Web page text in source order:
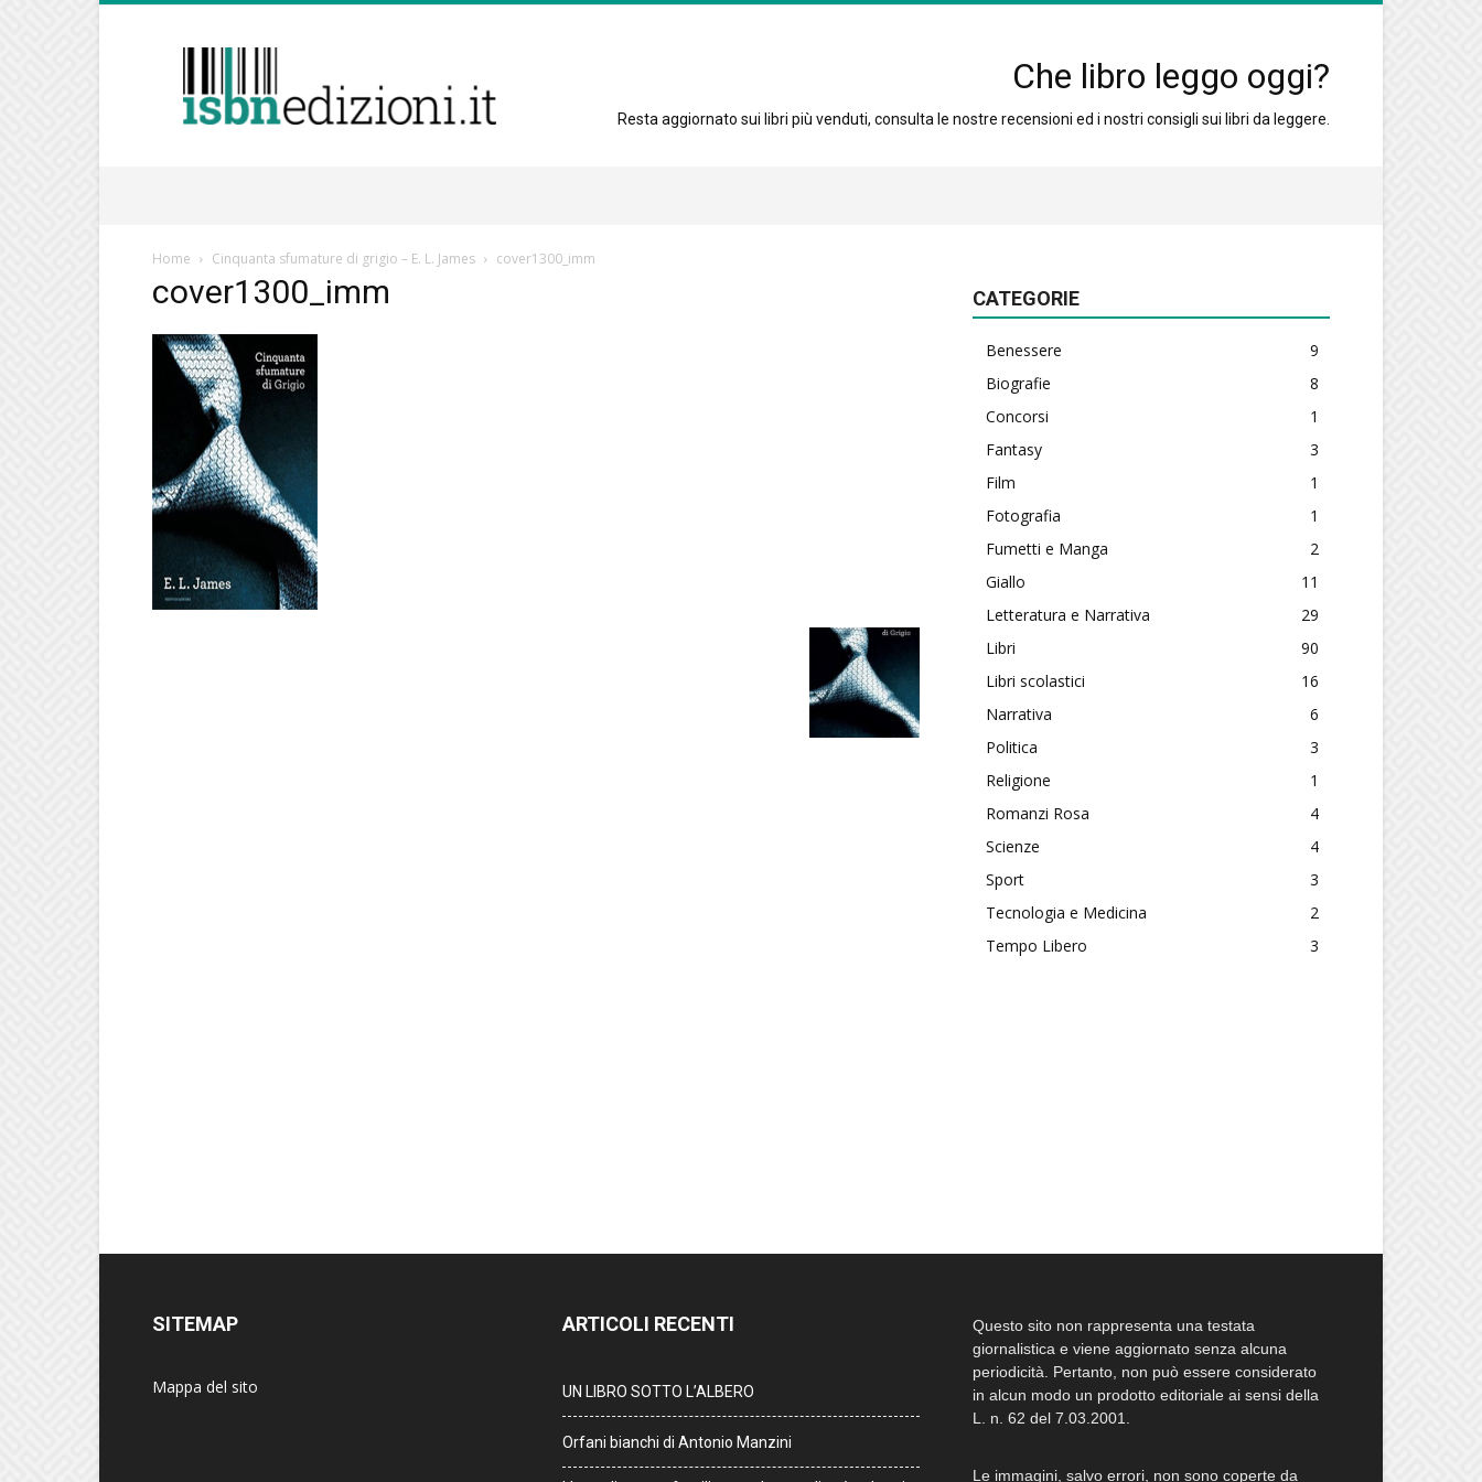
isbnedizioni.it
Che libro leggo oggi?
Resta aggiornato sui libri più venduti, consulta le nostre recensioni ed i nostri consigli sui libri da leggere.
Home Cinquanta sfumature di grigio – E. L. James cover1300_imm
cover1300_imm CATEGORIE
Benessere
9
Biografie
8
Concorsi
1
Fantasy
3
Film
1
Fotografia
1
Fumetti e Manga
2
Giallo
11
Letteratura e Narrativa
29
Libri
90
Libri scolastici
16
Narrativa
6
Politica
3
Religione
1
Romanzi Rosa
4
Scienze
4
Sport
3
Tecnologia e Medicina
2
Tempo Libero
3
SITEMAP
Mappa del sito
ARTICOLI RECENTI
UN LIBRO SOTTO L’ALBERO
Orfani bianchi di Antonio Manzini
Questo sito non rappresenta una testata
giornalistica e viene aggiornato senza alcuna
periodicità. Pertanto, non può essere considerato
in alcun modo un prodotto editoriale ai sensi della
L. n. 62 del 7.03.2001.
Le immagini, salvo errori, non sono coperte da